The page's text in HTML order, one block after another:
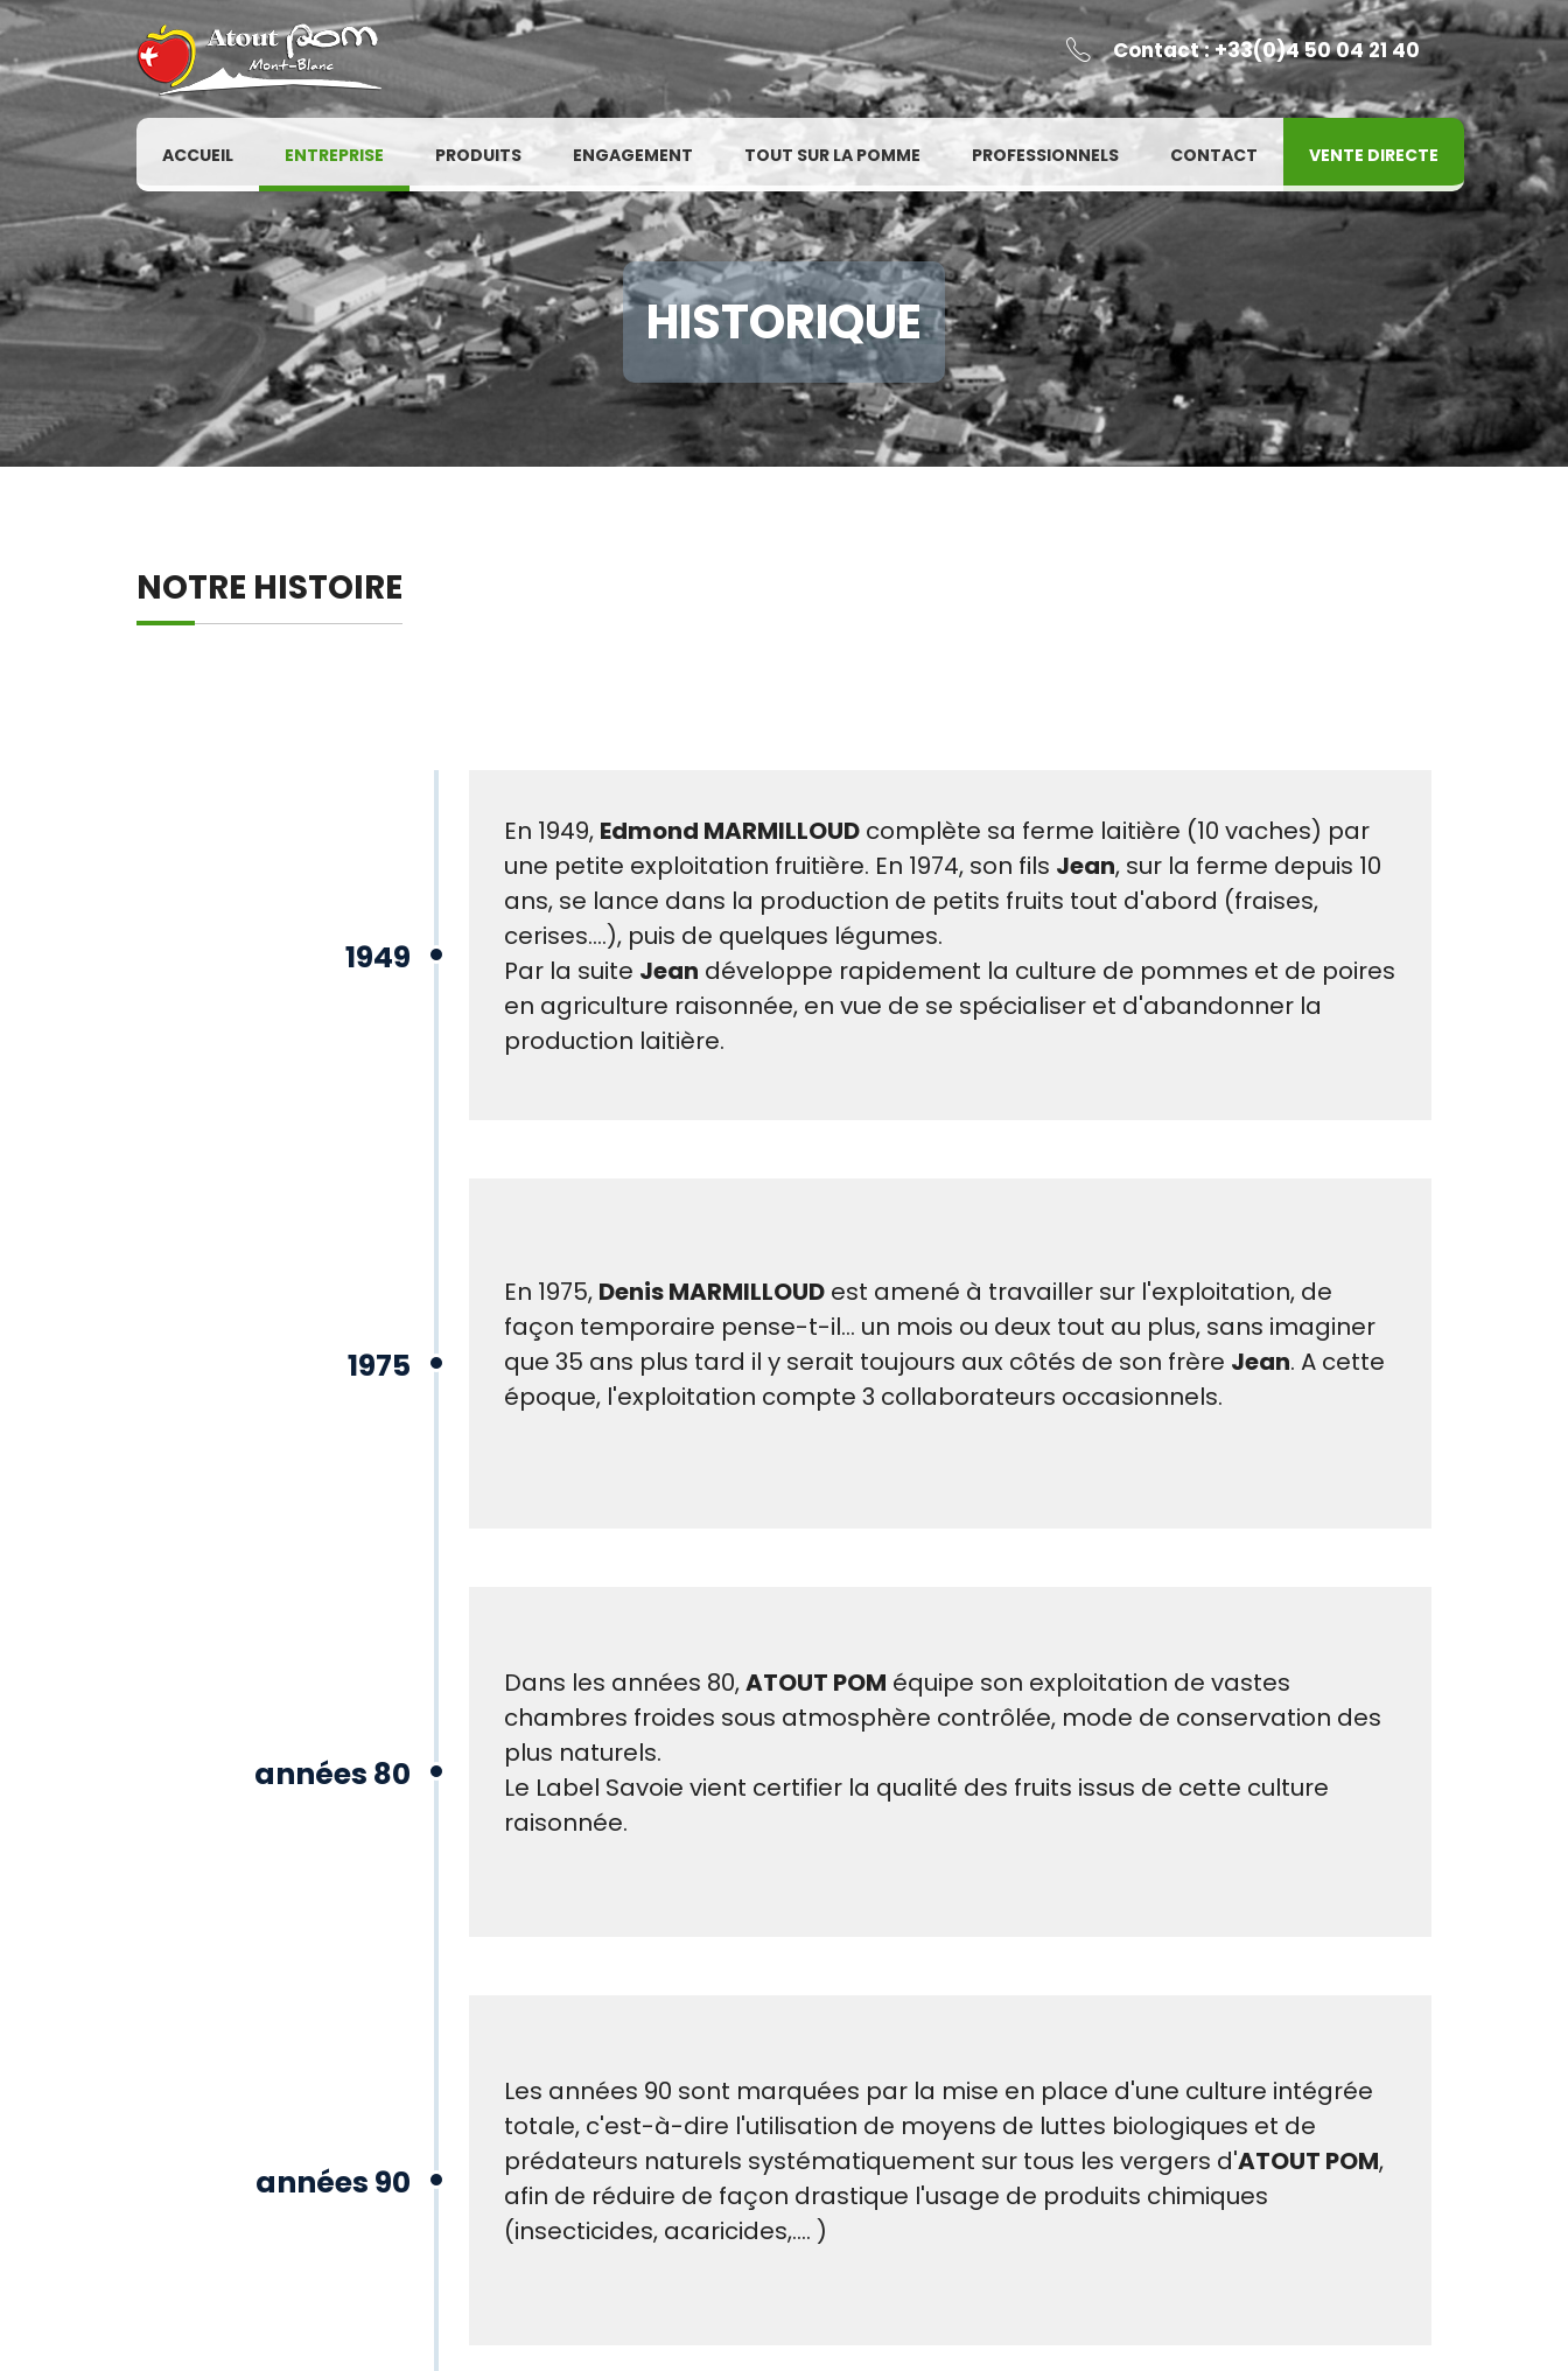
Contact : +33(0)4 50 04 21 40
ACCUEIL ENTREPRISE PRODUITS ENGAGEMENT TOUT SUR LA POMME PROFESSIONNELS CONTACT VENTE DIRECTE
HISTORIQUE
NOTRE HISTOIRE
1949
En 1949, Edmond MARMILLOUD complète sa ferme laitière (10 vaches) par
une petite exploitation fruitière. En 1974, son fils Jean, sur la ferme depuis 10
ans, se lance dans la production de petits fruits tout d'abord (fraises,
cerises....), puis de quelques légumes.
Par la suite Jean développe rapidement la culture de pommes et de poires
en agriculture raisonnée, en vue de se spécialiser et d'abandonner la
production laitière.
1975
En 1975, Denis MARMILLOUD est amené à travailler sur l'exploitation, de
façon temporaire pense-t-il... un mois ou deux tout au plus, sans imaginer
que 35 ans plus tard il y serait toujours aux côtés de son frère Jean. A cette
époque, l'exploitation compte 3 collaborateurs occasionnels.
années 80
Dans les années 80,ATOUT POM équipe son exploitation de vastes
chambres froides sous atmosphère contrôlée, mode de conservation des
plus naturels.
Le Label Savoie vient certifier la qualité des fruits issus de cette culture
raisonnée.
années 90
Les années 90 sont marquées par la mise en place d'une culture intégrée
totale, c'est-à-dire l'utilisation de moyens de luttes biologiques et de
prédateurs naturels systématiquement sur tous les vergers d'ATOUT POM,
afin de réduire de façon drastique l'usage de produits chimiques
(insecticides, acaricides,.... )